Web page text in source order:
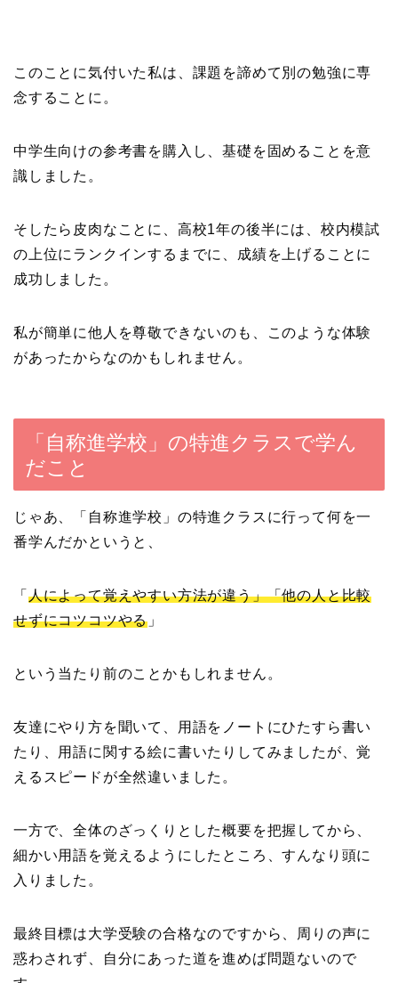
このことに気付いた私は、課題を諦めて別の勉強に専
念することに。
中学生向けの参考書を購入し、基礎を固めることを意
識しました。
そしたら皮肉なことに、高校1年の後半には、校内模試
の上位にランクインするまでに、成績を上げることに
成功しました。
私が簡単に他人を尊敬できないのも、このような体験
があったからなのかもしれません。
「自称進学校」の特進クラスで学ん
だこと
じゃあ、「自称進学校」の特進クラスに行って何を一
番学んだかというと、
「 人によって覚えやすい方法が違う」「他の人と比較
せずにコツコツやる 」
という当たり前のことかもしれません。
友達にやり方を聞いて、用語をノートにひたすら書い
たり、用語に関する絵に書いたりしてみましたが、覚
えるスピードが全然違いました。
一方で、全体のざっくりとした概要を把握してから、
細かい用語を覚えるようにしたところ、すんなり頭に
入りました。
最終目標は大学受験の合格なのですから、周りの声に
惑わされず、自分にあった道を進めば問題ないので